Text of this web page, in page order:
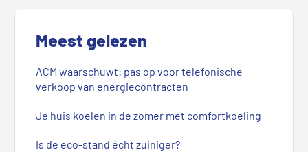
Meest gelezen
ACM waarschuwt: pas op voor telefonische
verkoop van energiecontracten
Je huis koelen in de zomer met comfortkoeling
Is de eco-stand écht zuiniger?